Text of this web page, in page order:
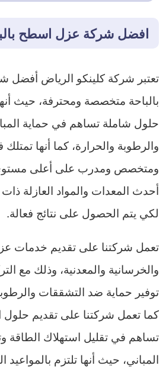
افضل شركة عزل اسطح
تعتبر شركة كلينكو الرياض
بالباحة متخصصة ومحترفة، حيث
حلول شاملة تساهم في حماية
والرطوبة والحرارة، كما أنها
ومتخصص ومدرب على أعلى
أحدث المعدات والمواد العازلة ذات
لكي يتم الحصول على نتائج فعالة.
تعمل شركتنا على تقديم خدمات
والخرسانية والمعدنية، وذلك مع
توفير حماية ضد التشققات
كما تعمل شركتنا على تقديم حلول
تساهم في تقليل استهلاك الطاقة
المباني، حيث أنها تلتزم